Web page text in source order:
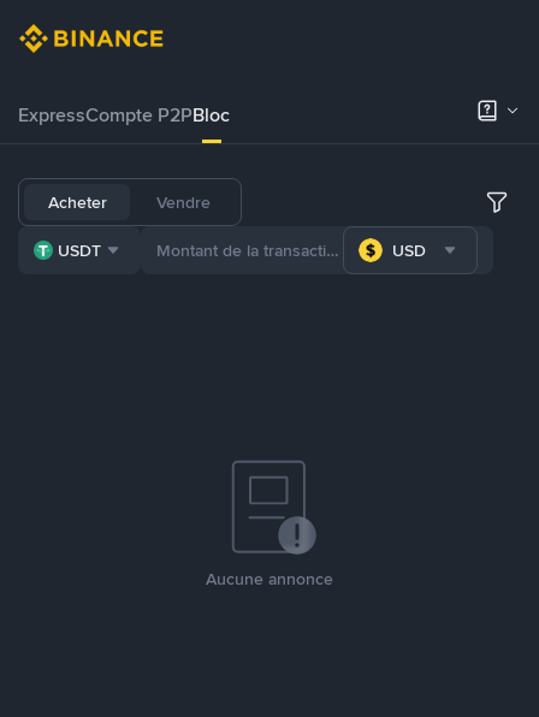
ExpressCompte P2PBloc
Acheter Vendre
USDT USD
Aucune annonce